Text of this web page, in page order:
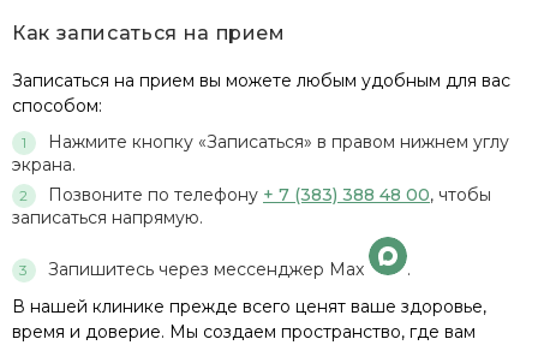
Как записаться на прием
Записаться на прием вы можете любым удобным для вас
способом:
Нажмите кнопку «Записаться» в правом нижнем углу
экрана.
Позвоните по телефону + 7 (383) 388 48 00, чтобы
записаться напрямую.
Запишитесь через мессенджер Max
.
В нашей клинике прежде всего ценят ваше здоровье,
время и доверие. Мы создаем пространство, где вам